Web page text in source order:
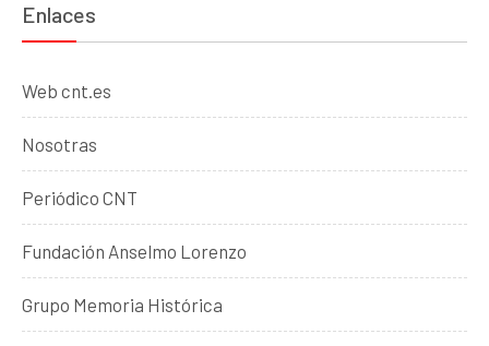
Enlaces
Web cnt.es
Nosotras
Periódico CNT
Fundación Anselmo Lorenzo
Grupo Memoria Histórica